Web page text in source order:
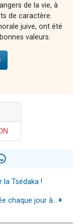
de la vie, à
de caractère.
juive, ont été
valeurs.
Tsédaka !
chaque jour à...